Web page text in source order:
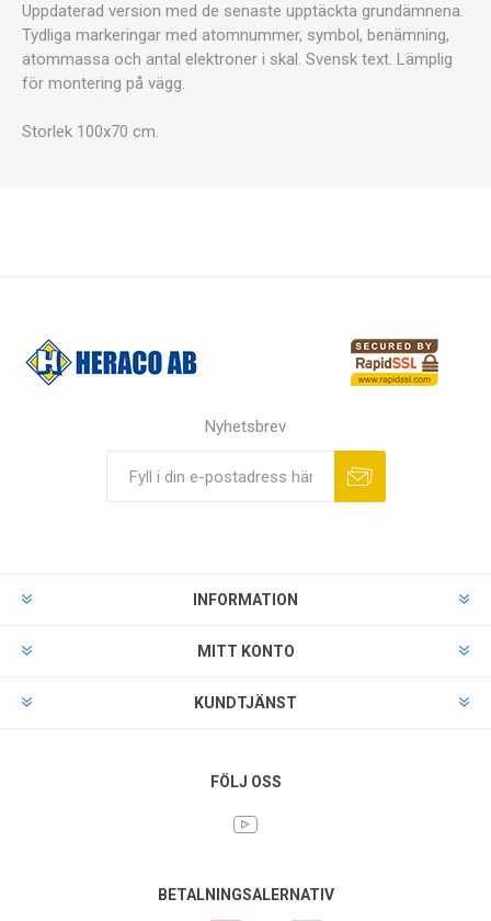
Uppdaterad version med de senaste upptäckta grundämnena.
Tydliga markeringar med atomnummer, symbol, benämning,
atommassa och antal elektroner i skal. Svensk text. Lämplig
för montering på vägg.
Storlek 100x70 cm.
Nyhetsbrev
INFORMATION
MITT KONTO
KUNDTJÄNST
FÖLJ OSS
BETALNINGSALERNATIV